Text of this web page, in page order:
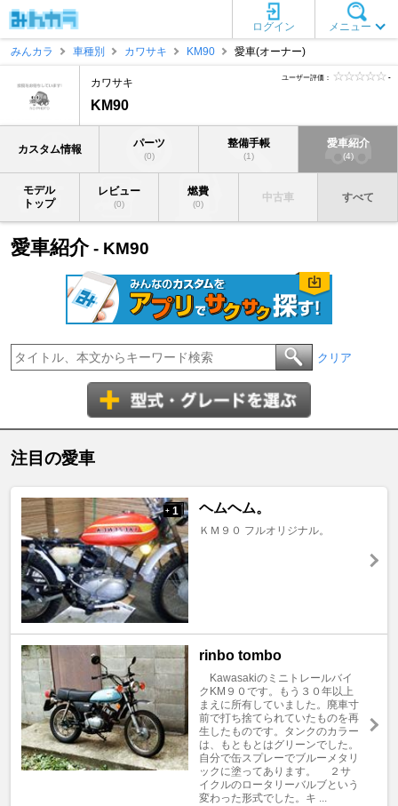
メニュー
ログイン
みんカラ
車種別 カワサキ KM90 愛車(オーナー)
カワサキ
KM90
ユーザー評価： -
カスタム情報 パーツ
(0)
整備手帳
(1)
愛車紹介
(4)
モデル
トップ
レビュー
(0)
燃費
(0)
中古車 すべて
愛車紹介- KM90
クリア
注目の愛車
+ 1 ヘムヘム。
ＫＭ９０ フルオリジナル。
rinbo tombo
Kawasakiのミニトレールバイ
クKM９０です。もう３０年以上
まえに所有していました。廃車寸
前で打ち捨てられていたものを再
生したものです。タンクのカラー
は、もともとはグリーンでした。
自分で缶スプレーでブルーメタリ
ックに塗ってあります。 ２サ
イクルのロータリーバルブという
変わった形式でした。キ ...